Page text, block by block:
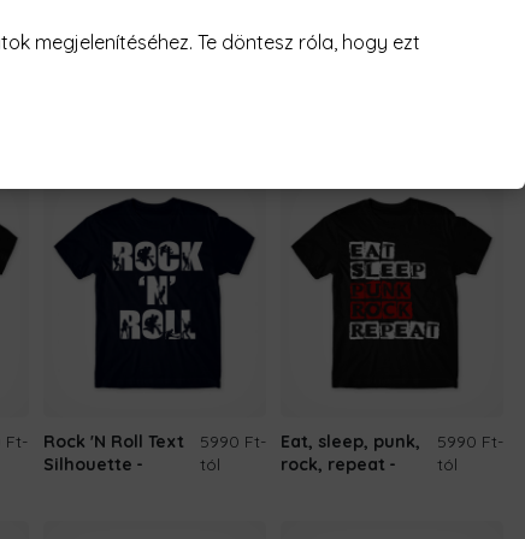
Ft-
Rock 'N Roll Text
Silhouette
5990 Ft-
tól
Eat, sleep, punk,
rock, repeat
5990 Ft-
tól
megjelenítéséhez. Te döntesz róla, hogy ezt